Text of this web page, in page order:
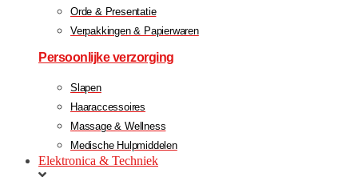
Orde & Presentatie
Verpakkingen & Papierwaren
Persoonlijke verzorging
Slapen
Haaraccessoires
Massage & Wellness
Medische Hulpmiddelen
Elektronica & Techniek